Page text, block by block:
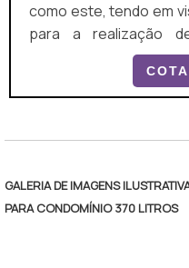
como este, tendo em
para a realização
vantagens
supermercado de 90
Praticidade;
EFICAZAssim,
compra de modo
.
GALERIA DE IMAGENS
PARA CONDOMÍNIO 370 LITROS